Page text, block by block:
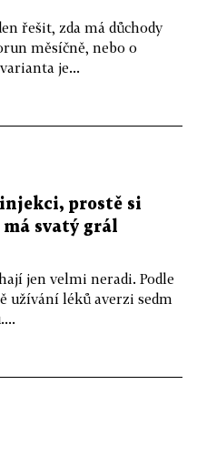
řešit, zda má důchody
měsíčně, nebo o
je...
prostě si
svatý grál
jen velmi neradi. Podle
užívání léků averzi sedm